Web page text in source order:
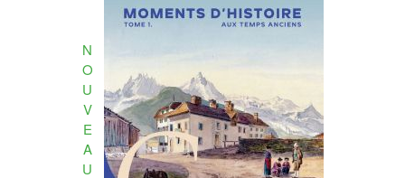
N
O
U
V
E
A
U